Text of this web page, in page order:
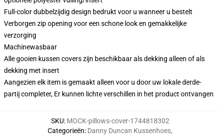
Full-color dubbelzijdig design bedrukt voor u wanneer u bestelt
Verborgen zip opening voor een schone look en gemakkelijke
verzorging
Machinewasbaar
Alle gooien kussen covers zijn beschikbaar als dekking alleen of als
dekking met insert
Aangezien elk item is gemaakt alleen voor u door uw lokale derde-
partij completer, Er kunnen lichte verschillen in het product ontvangen
SKU: MOCK-pillows-cover-1744818302
Categorieën: Danny Duncan Kussenhoes,